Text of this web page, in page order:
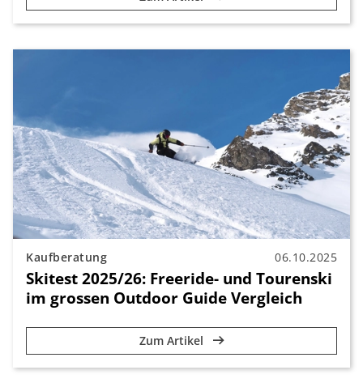
Kaufberatung 06.10.2025
Skitest 2025/26: Freeride- und Tourenski
im grossen Outdoor Guide Vergleich
Zum Artikel